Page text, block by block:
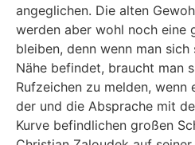
angeglichen. Die alten
werden aber wohl noch eine
bleiben, denn wenn man
Nähe befindet, braucht man
Rufzeichen zu melden,
der und die Absprache mit
Kurve befindlichen großen